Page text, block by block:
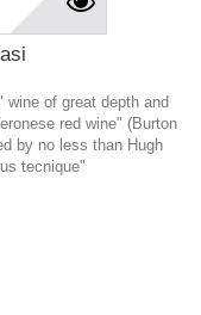
of great depth and
red wine" (Burton
by no less than Hugh
tecnique"